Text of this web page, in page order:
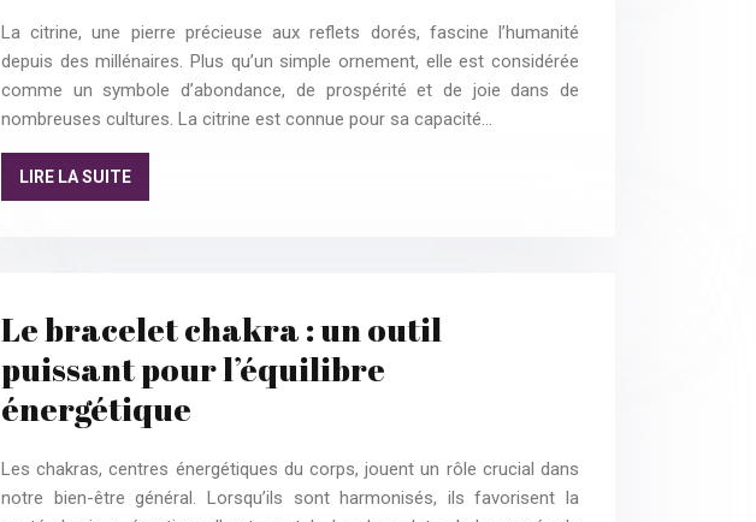
La citrine, une pierre précieuse aux reflets dorés, fascine l’humanité
depuis des millénaires. Plus qu’un simple ornement, elle est considérée
comme un symbole d’abondance, de prospérité et de joie dans de
nombreuses cultures. La citrine est connue pour sa capacité…
LIRE LA SUITE
Le bracelet chakra : un outil
puissant pour l’équilibre
énergétique
Les chakras, centres énergétiques du corps, jouent un rôle crucial dans
notre bien-être général. Lorsqu’ils sont harmonisés, ils favorisent la